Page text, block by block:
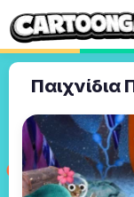
Παιχνίδια